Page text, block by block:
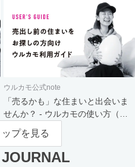
ウルカモ公式note
「売るかも」な住まいと出会いま
せんか？ - ウルカモの使い方（買
主さま向け）
プを見る